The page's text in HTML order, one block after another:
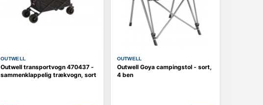
OUTWELL
Outwell transportvogn 470437 -
sammenklappelig trækvogn, sort
OUTWELL
Outwell Goya campingstol - sort,
4 ben